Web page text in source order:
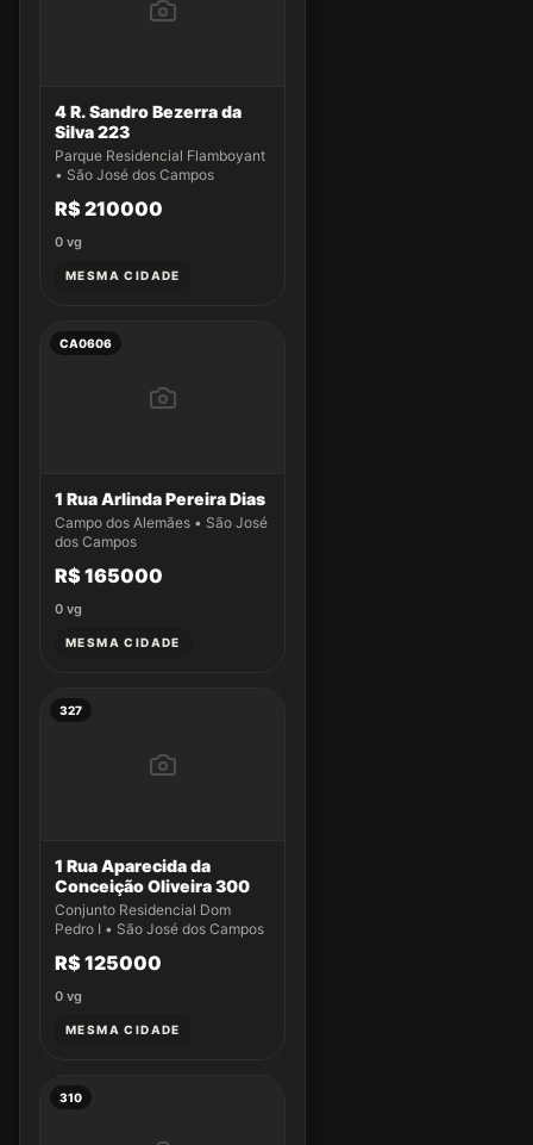
4 R. Sandro Bezerra da
Silva 223
Parque Residencial Flamboyant
• São José dos Campos
R$ 210000
0 vg
MESMA CIDADE
CA0606
1 Rua Arlinda Pereira Dias
Campo dos Alemães • São José
dos Campos
R$ 165000
0 vg
MESMA CIDADE
327
1 Rua Aparecida da
Conceição Oliveira 300
Conjunto Residencial Dom
Pedro I • São José dos Campos
R$ 125000
0 vg
MESMA CIDADE
310